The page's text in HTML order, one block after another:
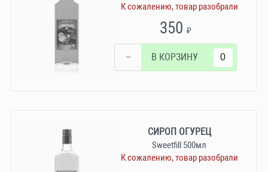
К сожалению, товар разобрали
350₽
− В КОРЗИНУ
СИРОП ОГУРЕЦ
Sweetfill 500мл
К сожалению, товар разобрали